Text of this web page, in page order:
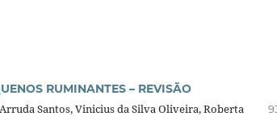
RUMINANTES – REVISÃO
Santos, Vinicius da Silva Oliveira, Roberta